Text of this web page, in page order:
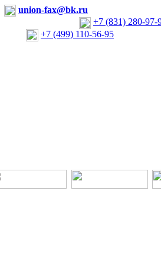
union-fax@bk.ru
+7 (831) 280-97-
+7 (499) 110-56-95